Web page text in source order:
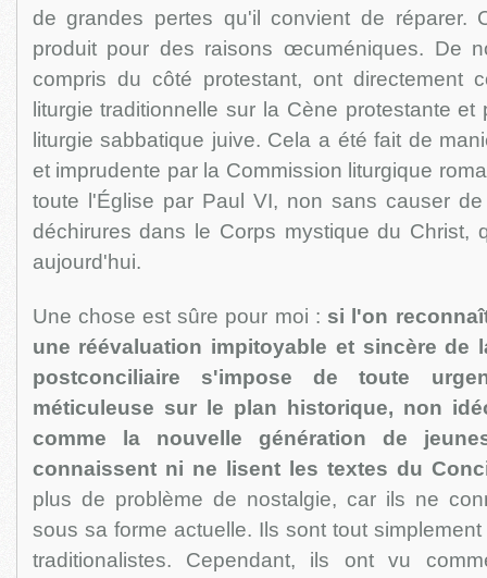
de grandes pertes qu'il convient de réparer.
produit pour des raisons œcuméniques. De
compris du côté protestant, ont directement
liturgie traditionnelle sur la Cène protestante
liturgie sabbatique juive. Cela a été fait de
et imprudente par la Commission liturgique
toute l'Église par Paul VI, non sans causer
déchirures dans le Corps mystique du Christ,
aujourd'hui.
Une chose est sûre pour moi : si l'on
une réévaluation impitoyable et sincère de
postconciliaire s'impose de toute
méticuleuse sur le plan historique, non
comme la nouvelle génération de
connaissent ni ne lisent les textes du
plus de problème de nostalgie, car ils ne
sous sa forme actuelle. Ils sont tout
traditionalistes. Cependant, ils ont vu